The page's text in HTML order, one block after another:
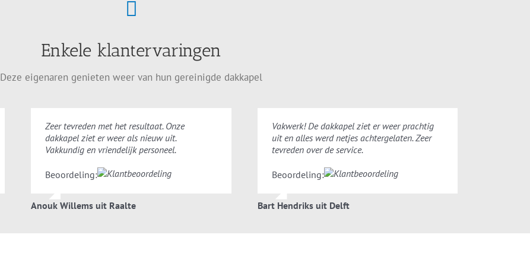
Enkele klantervaringen
Deze eigenaren genieten weer van hun gereinigde dakkapel
Zeer tevreden met het resultaat. Onze
dakkapel ziet er weer als nieuw uit.
Vakkundig en vriendelijk personeel.
Beoordeling:
Anouk Willems uit Raalte
Vakwerk! De dakkapel ziet er weer prachtig
uit en alles werd netjes achtergelaten. Zeer
tevreden over de service.
Beoordeling:
Bart Hendriks uit Delft